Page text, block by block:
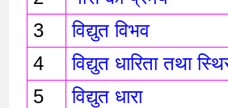
3
विद्युत विभव
4
विद्युत धारिता तथा
5
विद्युत धारा